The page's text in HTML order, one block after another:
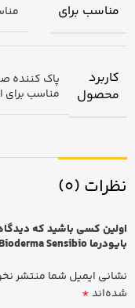
مناسب برای
کاربرد
محصول
پاک کننده
مناسب برای
نظرات (0)
اولین کسی باشید که
بایودرما Bioderma Sensibio”
نشانی ایمیل شما منتشر
شده‌اند*